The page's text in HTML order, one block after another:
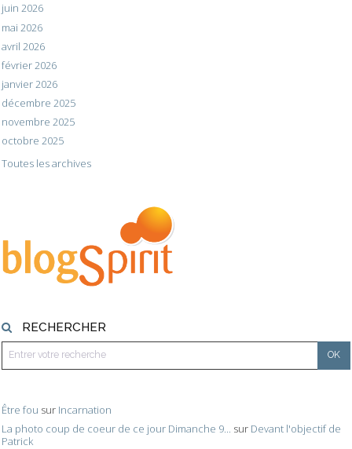
juin 2026
mai 2026
avril 2026
février 2026
janvier 2026
décembre 2025
novembre 2025
octobre 2025
Toutes les archives
RECHERCHER
Être fou sur Incarnation
La photo coup de coeur de ce jour Dimanche 9... sur Devant l'objectif de
Patrick